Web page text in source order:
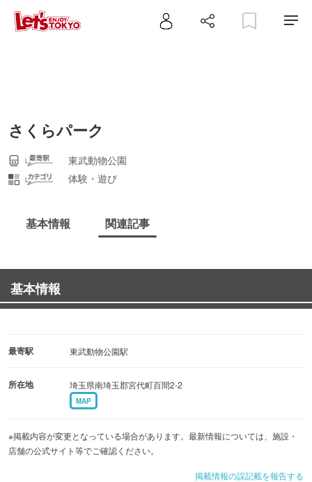
さくらパーク
東武動物公園
体験・遊び
基本情報 関連記事
基本情報
最寄駅 東武動物公園駅
所在地 埼玉県南埼玉郡宮代町百間2-2
MAP
※掲載内容が変更となっている場合があります。最新情報については、施設・
店舗の公式サイト等でご確認ください。
掲載情報の誤記載を報告する